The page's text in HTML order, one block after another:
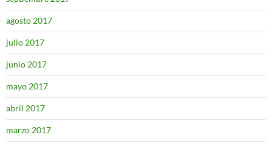
agosto 2017
julio 2017
junio 2017
mayo 2017
abril 2017
marzo 2017